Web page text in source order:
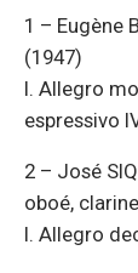
1 – Eugène
(1947)
I. Allegro
espressivo
2 – José
oboé,
I. Allegro